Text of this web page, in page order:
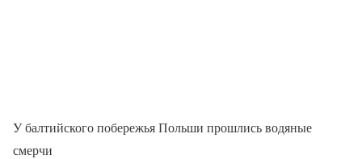
У балтийского побережья Польши прошлись водяные
смерчи